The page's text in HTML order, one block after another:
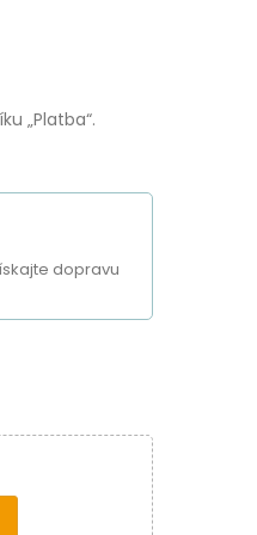
„Platba“.
dopravu
prosím ich nastavenia
Viac o cookies.